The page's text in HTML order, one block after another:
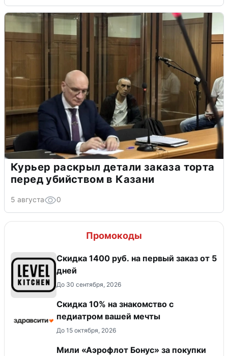
Курьер раскрыл детали заказа торта
перед убийством в Казани
5 августа 0
Промокоды
Скидка 1400 руб. на первый заказ от 5
дней
До 30 сентября, 2026
Скидка 10% на знакомство с
педиатром вашей мечты
До 15 октября, 2026
Мили «Аэрофлот Бонус» за покупки